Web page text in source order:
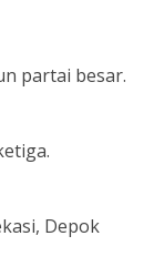
partai besar.
Depok